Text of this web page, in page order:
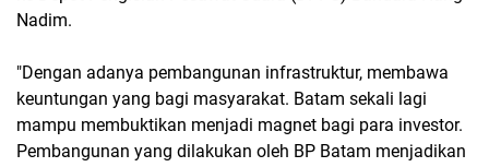
Nadim.
"Dengan adanya pembangunan infrastruktur, membawa
keuntungan yang bagi masyarakat. Batam sekali lagi
mampu membuktikan menjadi magnet bagi para investor.
Pembangunan yang dilakukan oleh BP Batam menjadikan